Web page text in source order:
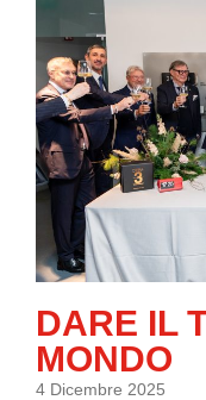
DARE IL
MONDO
4 Dicembre 2025